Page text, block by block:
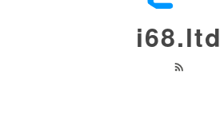
i68.ltd